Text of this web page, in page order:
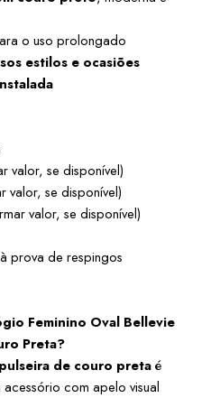
o uso prolongado
estilos e ocasiões
valor, se disponível)
valor, se disponível)
valor, se disponível)
prova de respingos
Feminino Oval Bellevie
Preta?
de couro preta é
com apelo visual